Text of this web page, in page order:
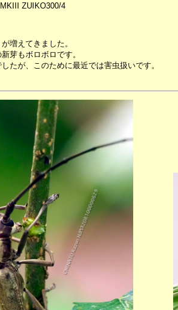
ZUIKO300/4
増えてきました。
芽もボロボロです。
たが、このために最近では害虫扱いです。